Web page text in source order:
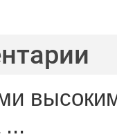
...